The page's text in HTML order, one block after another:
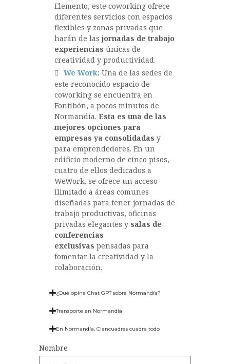
Elemento, este coworking ofrece
diferentes servicios con espacios
flexibles y zonas privadas que
harán de lasjornadas de trabajo
experiencias únicas de
creatividad y productividad.
We Work: Una de las sedes de
este reconocido espacio de
coworking se encuentra en
Fontibón, a pocos minutos de
Normandía. Esta es una de las
mejores opciones para
empresas ya consolidadas y
para emprendedores. En un
edificio moderno de cinco pisos,
cuatro de ellos dedicados a
WeWork, se ofrece un acceso
ilimitado a áreas comunes
diseñadas para tener jornadas de
trabajo productivas, oficinas
privadas elegantes y salas de
conferencias
exclusivas pensadas para
fomentar la creatividad y la
colaboración.
¿Qué opina Chat GPT sobre Normandía?
Transporte en Normandia
En Normandía, Ciencuadras cuadra todo
Nombre